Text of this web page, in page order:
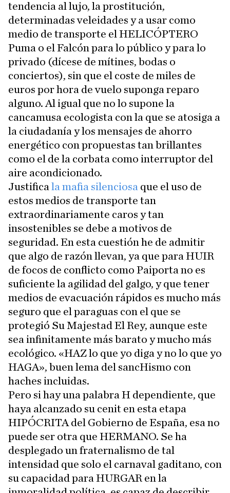
tendencia al lujo, la prostitución,
determinadas veleidades y a usar como
medio de transporte el HELICÓPTERO
Puma o el Falcón para lo público y para lo
privado (dícese de mítines, bodas o
conciertos), sin que el coste de miles de
euros por hora de vuelo suponga reparo
alguno. Al igual que no lo supone la
cancamusa ecologista con la que se atosiga a
la ciudadanía y los mensajes de ahorro
energético con propuestas tan brillantes
como el de la corbata como interruptor del
aire acondicionado.
Justifica la mafia silenciosa que el uso de
estos medios de transporte tan
extraordinariamente caros y tan
insostenibles se debe a motivos de
seguridad. En esta cuestión he de admitir
que algo de razón llevan, ya que para HUIR
de focos de conflicto como Paiporta no es
suficiente la agilidad del galgo, y que tener
medios de evacuación rápidos es mucho más
seguro que el paraguas con el que se
protegió Su Majestad El Rey, aunque este
sea infinitamente más barato y mucho más
ecológico. «HAZ lo que yo diga y no lo que yo
HAGA», buen lema del sancHismo con
haches incluidas.
Pero si hay una palabra H dependiente, que
haya alcanzado su cenit en esta etapa
HIPÓCRITA del Gobierno de España, esa no
puede ser otra que HERMANO. Se ha
desplegado un fraternalismo de tal
intensidad que solo el carnaval gaditano, con
su capacidad para HURGAR en la